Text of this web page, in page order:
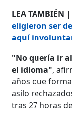
LEA TAMBIÉN |
eligieron ser
aquí
"No quería ir
el idioma",
años que
asilo
tras 27 horas